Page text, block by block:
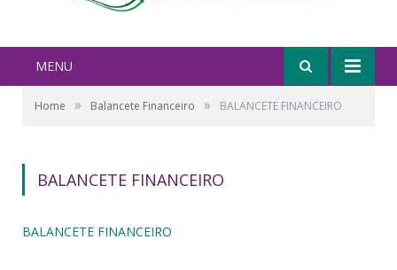
MENU
Home » Balancete Financeiro » BALANCETE FINANCEIRO
BALANCETE FINANCEIRO
BALANCETE FINANCEIRO